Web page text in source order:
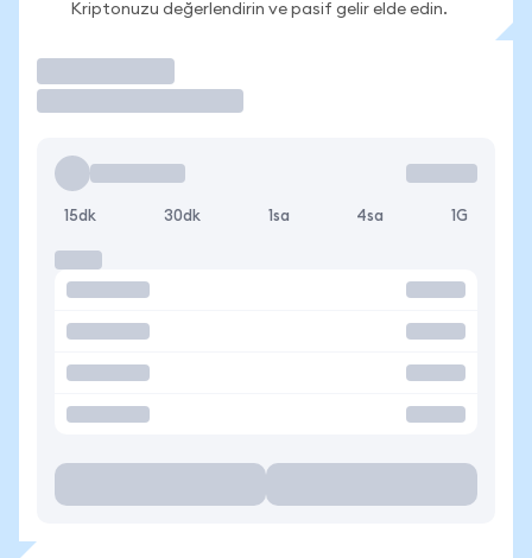
Kriptonuzu değerlendirin ve pasif gelir elde edin.
15dk 30dk 1sa 4sa 1G